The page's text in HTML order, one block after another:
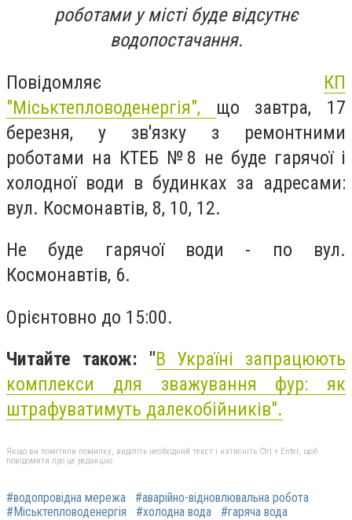
роботами у місті буде відсутнє
водопостачання.
Повідомляє КП
"Міськтепловоденергія", що завтра, 17
березня, у зв'язку з ремонтними
роботами на КТЕБ №8 не буде гарячої і
холодної води в будинках за адресами:
вул. Космонавтів, 8, 10, 12.
Не буде гарячої води - по вул.
Космонавтів, 6.
Орієнтовно до 15:00.
Читайте також: "В Україні запрацюють
комплекси для зважування фур: як
штрафуватимуть далекобійників".
Якщо ви помітили помилку, виділіть необхідний текст і натисніть Ctrl + Enter, щоб
повідомити про це редакцію
#водопровідна мережа
#аварійно-відновлювальна робота
#Міськтепловоденергія
#холодна вода #гаряча вода